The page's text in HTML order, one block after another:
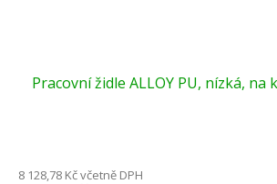
Pracovní židle ALLOY PU, nízká, na
8 128,78 Kč včetně DPH